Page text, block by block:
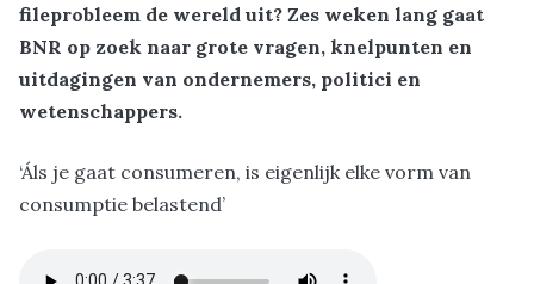
fileprobleem de wereld uit? Zes weken lang gaat
BNR op zoek naar grote vragen, knelpunten en
uitdagingen van ondernemers, politici en
wetenschappers.
‘Áls je gaat consumeren, is eigenlijk elke vorm van
consumptie belastend’